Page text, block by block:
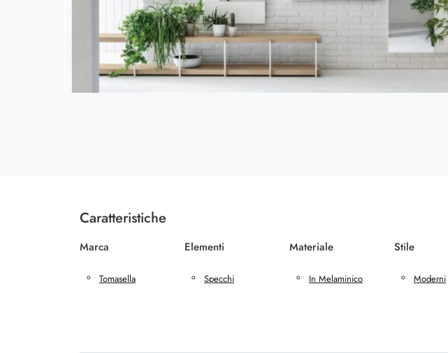
Caratteristiche
Marca
Tomasella
Elementi
Specchi
Materiale
In Melaminico
Stile
Moderni